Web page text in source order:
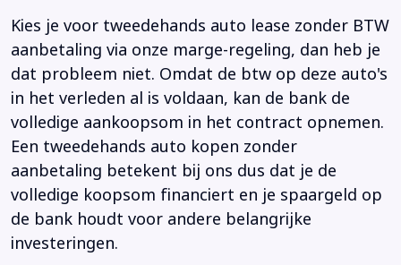
Kies je voor tweedehands auto lease zonder BTW
aanbetaling via onze marge-regeling, dan heb je
dat probleem niet. Omdat de btw op deze auto's
in het verleden al is voldaan, kan de bank de
volledige aankoopsom in het contract opnemen.
Een tweedehands auto kopen zonder
aanbetaling betekent bij ons dus dat je de
volledige koopsom financiert en je spaargeld op
de bank houdt voor andere belangrijke
investeringen.